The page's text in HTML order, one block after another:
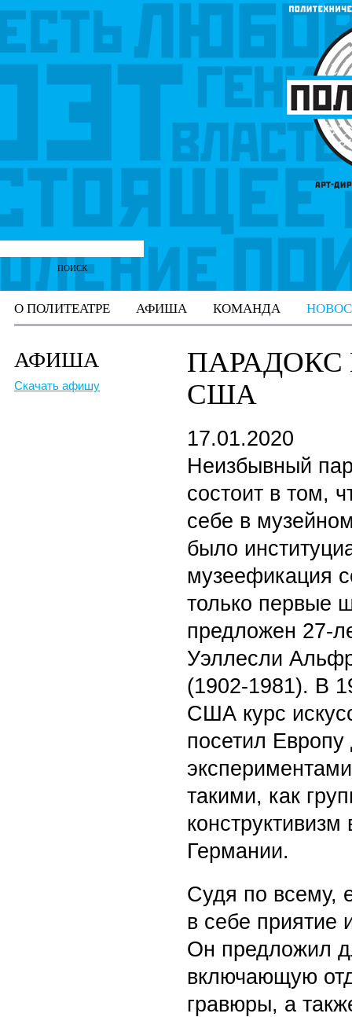
О ПОЛИТЕАТРЕ АФИША КОМАНДА
АФИША
Скачать афишу
ПАРАДОКС
США
17.01.2020
Неизбывный
состоит в том,
себе в
было
музеефикация
только первые
предложен 27-
Уэллесли
(1902-1981). В
США курс
посетил
такими, как
Германии.
Судя по всему,
в себе приятие
Он предложил
включающую
гравюры, а